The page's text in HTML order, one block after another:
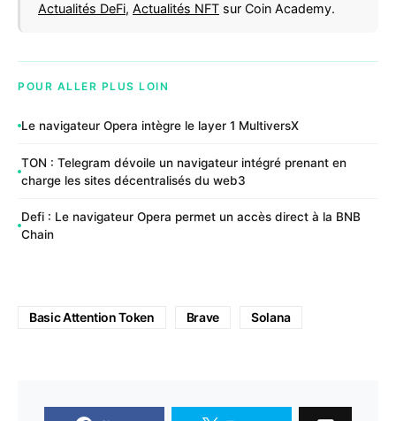
Actualités DeFi, Actualités NFT sur Coin Academy.
POUR ALLER PLUS LOIN
Le navigateur Opera intègre le layer 1 MultiversX
TON : Telegram dévoile un navigateur intégré prenant en
charge les sites décentralisés du web3
Defi : Le navigateur Opera permet un accès direct à la BNB
Chain
Basic Attention Token Brave Solana